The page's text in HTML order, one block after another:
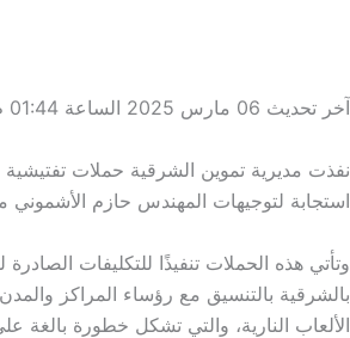
آخر تحديث 06 مارس 2025 الساعة 01:44 م
نفذت مديرية تموين الشرقية حملات تفتيشية
استجابة لتوجيهات المهندس حازم
وتأتي هذه الحملات تنفيذًا للتكليفات
بالشرقية بالتنسيق مع رؤساء المراكز
الألعاب النارية، والتي تشكل خطورة بالغة